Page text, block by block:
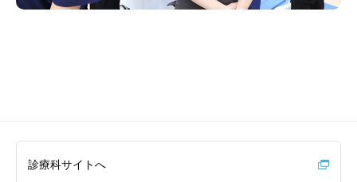
診療科サイトへ